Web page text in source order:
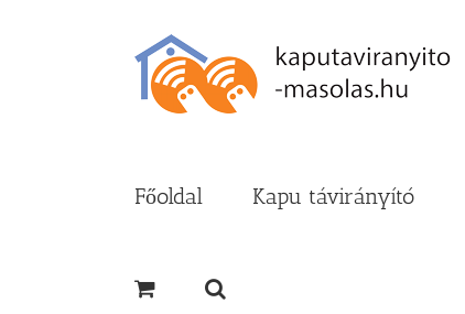
Főoldal Kapu távirányító